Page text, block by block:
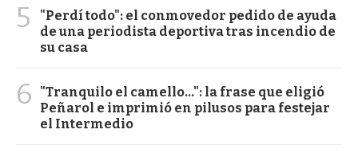
5
"Perdí todo": el conmovedor pedido de ayuda
de una periodista deportiva tras incendio de
su casa
6
"Tranquilo el camello...": la frase que eligió
Peñarol e imprimió en pilusos para festejar
el Intermedio